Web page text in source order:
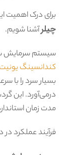
برای درک اهمیت
چیلرآشنا شویم.
سیستم سرمایش
کندانسینگ یونیت
بسیار سرد را با
درمی‌آورد. این
مدت زمان
فرآیند عملکرد